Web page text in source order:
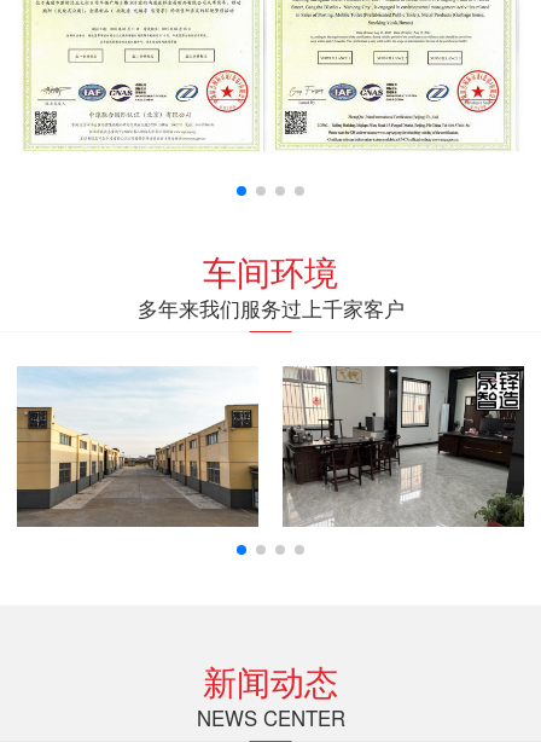
车间环境
多年来我们服务过上千家客户
新闻动态
NEWS CENTER